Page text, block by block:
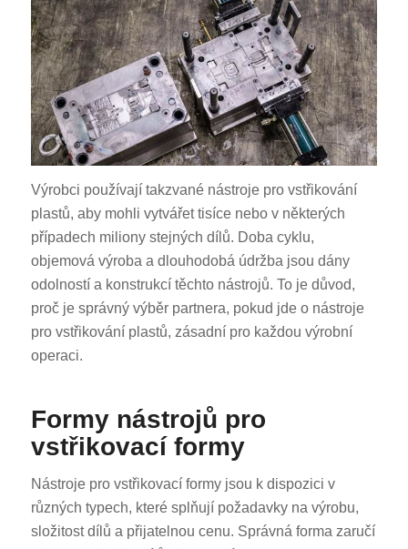
Výrobci používají takzvané nástroje pro vstřikování
plastů, aby mohli vytvářet tisíce nebo v některých
případech miliony stejných dílů. Doba cyklu,
objemová výroba a dlouhodobá údržba jsou dány
odolností a konstrukcí těchto nástrojů. To je důvod,
proč je správný výběr partnera, pokud jde o nástroje
pro vstřikování plastů, zásadní pro každou výrobní
operaci.
Formy nástrojů pro
vstřikovací formy
Nástroje pro vstřikovací formy jsou k dispozici v
různých typech, které splňují požadavky na výrobu,
složitost dílů a přijatelnou cenu. Správná forma zaručí